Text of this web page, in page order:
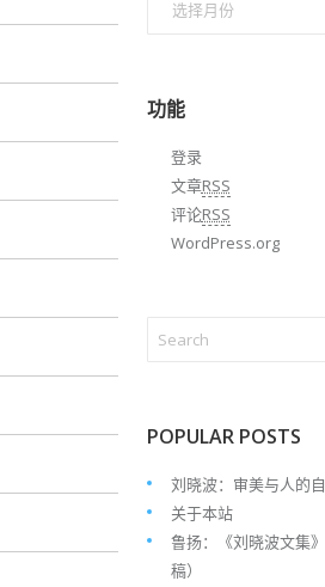
功能
登录
文章RSS
评论RSS
WordPress.org
POPULAR POSTS
刘晓波：审美与人的
关于本站
鲁扬：《刘晓波文集
稿）